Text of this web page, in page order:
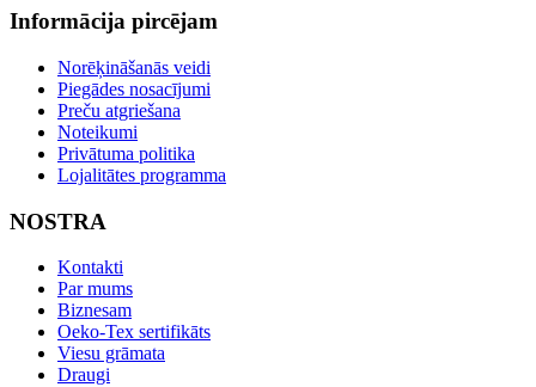
Informācija pircējam
Norēķināšanās veidi
Piegādes nosacījumi
Preču atgriešana
Noteikumi
Privātuma politika
Lojalitātes programma
NOSTRA
Kontakti
Par mums
Biznesam
Oeko-Tex sertifikāts
Viesu grāmata
Draugi